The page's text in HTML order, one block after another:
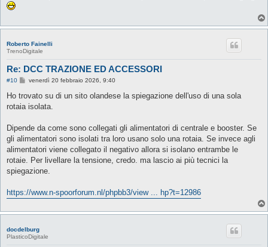
i
Roberto Fainelli
TrenoDigitale
Re: DCC TRAZIONE ED ACCESSORI
#10
M
s
a
i
o
venerdì 20 febbraio 2026, 9:40
Ho trovato su di un sito olandese la spiegazione dell'uso di una sola
rotaia isolata.
Dipende da come sono collegati gli alimentatori di centrale e booster. Se
gli alimentatori sono isolati tra loro usano solo una rotaia. Se invece agli
alimentatori viene collegato il negativo allora si isolano entrambe le
rotaie. Per livellare la tensione, credo. ma lascio ai più tecnici la
spiegazione.
https://www.n-spoorforum.nl/phpbb3/view ... hp?t=12986
docdelburg
PlasticoDigitale